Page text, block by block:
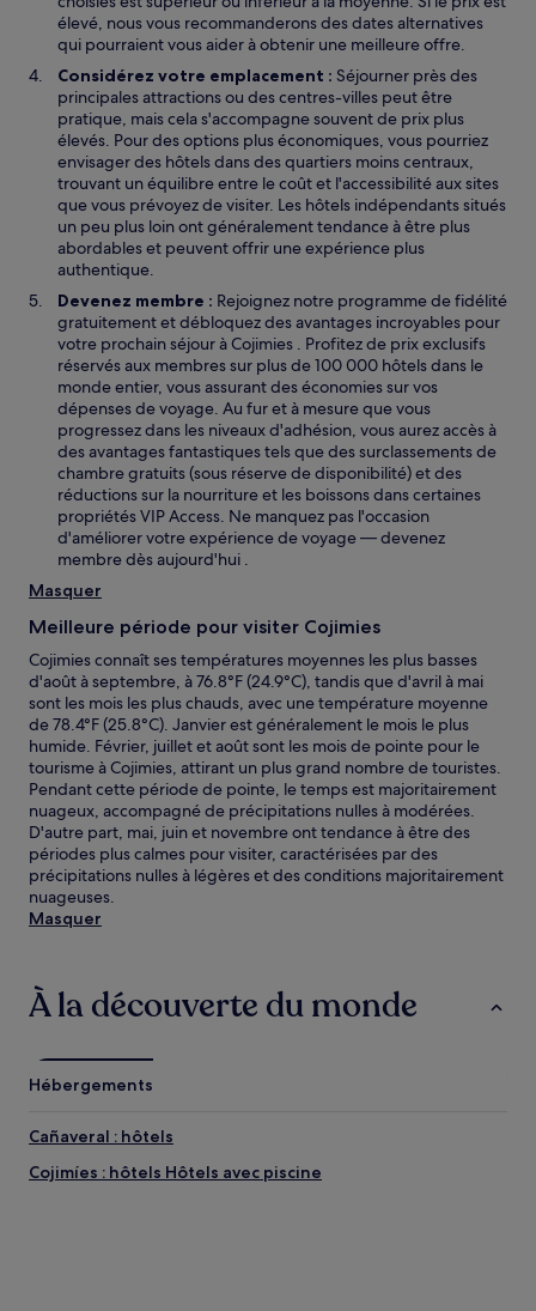
élevé, nous vous recommanderons des dates alternatives
qui pourraient vous aider à obtenir une meilleure offre.
Considérez votre emplacement : Séjourner près des
principales attractions ou des centres-villes peut être
pratique, mais cela s'accompagne souvent de prix plus
élevés. Pour des options plus économiques, vous pourriez
envisager des hôtels dans des quartiers moins centraux,
trouvant un équilibre entre le coût et l'accessibilité aux sites
que vous prévoyez de visiter. Les hôtels indépendants situés
un peu plus loin ont généralement tendance à être plus
abordables et peuvent offrir une expérience plus
authentique.
Devenez membre : Rejoignez notre programme de fidélité
gratuitement et débloquez des avantages incroyables pour
votre prochain séjour à Cojimies . Profitez de prix exclusifs
réservés aux membres sur plus de 100 000 hôtels dans le
monde entier, vous assurant des économies sur vos
dépenses de voyage. Au fur et à mesure que vous
progressez dans les niveaux d'adhésion, vous aurez accès à
des avantages fantastiques tels que des surclassements de
chambre gratuits (sous réserve de disponibilité) et des
réductions sur la nourriture et les boissons dans certaines
propriétés VIP Access. Ne manquez pas l'occasion
d'améliorer votre expérience de voyage — devenez
membre dès aujourd'hui .
Masquer
Meilleure période pour visiter Cojimies
Cojimies connaît ses températures moyennes les plus basses
d'août à septembre, à 76.8°F (24.9°C), tandis que d'avril à mai
sont les mois les plus chauds, avec une température moyenne
de 78.4°F (25.8°C). Janvier est généralement le mois le plus
humide. Février, juillet et août sont les mois de pointe pour le
tourisme à Cojimies, attirant un plus grand nombre de touristes.
Pendant cette période de pointe, le temps est majoritairement
nuageux, accompagné de précipitations nulles à modérées.
D'autre part, mai, juin et novembre ont tendance à être des
périodes plus calmes pour visiter, caractérisées par des
précipitations nulles à légères et des conditions majoritairement
nuageuses.
Masquer
À la découverte du monde
Hébergements
Cañaveral : hôtels
Cojimíes : hôtels Hôtels avec piscine